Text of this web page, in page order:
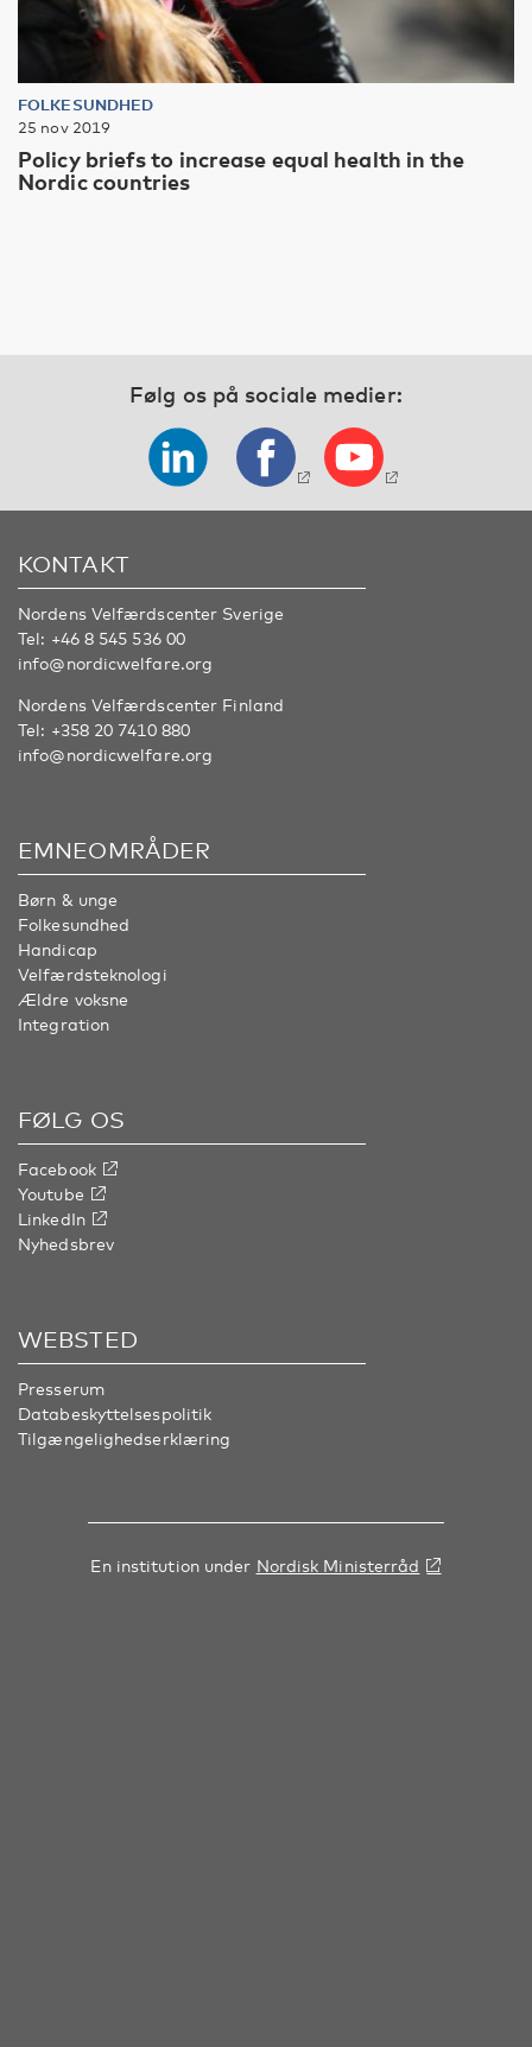
FOLKESUNDHED
25 nov 2019
Policy briefs to increase equal health in the
Nordic countries
Følg os på sociale medier:
KONTAKT
Nordens Velfærdscenter Sverige
Tel: +46 8 545 536 00
info@nordicwelfare.org
Nordens Velfærdscenter Finland
Tel: +358 20 7410 880
info@nordicwelfare.org
EMNEOMRÅDER
Børn & unge
Folkesundhed
Handicap
Velfærdsteknologi
Ældre voksne
Integration
FØLG OS
Facebook
Youtube
LinkedIn
Nyhedsbrev
WEBSTED
Presserum
Databeskyttelsespolitik
Tilgængelighedserklæring
En institution under Nordisk Ministerråd